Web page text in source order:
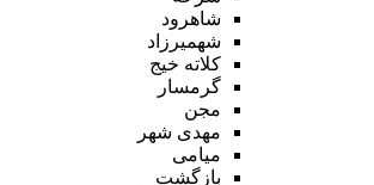
شاهرود
شهمیرزاد
کلاته خیج
گرمسار
مجن
مهدی شهر
میامی
بازگشت